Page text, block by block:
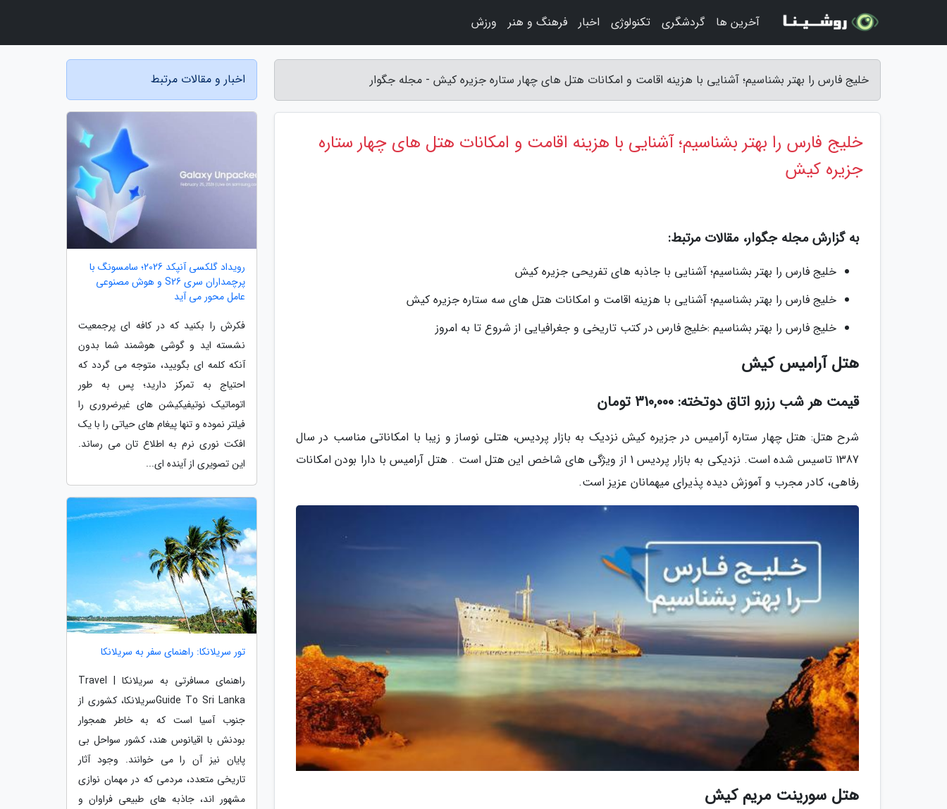
خلیج فارس را بهتر بشناسیم؛ آشنایی با هزینه اقامت و امکانات هتل های چهار ستاره جزیره کیش - مجله جگوار
خلیج فارس را بهتر بشناسیم؛ آشنایی با هزینه اقامت و امکانات هتل های چهار ستاره
جزیره کیش
به گزارش مجله جگوار، مقالات مرتبط:
خلیج فارس را بهتر بشناسیم؛ آشنایی با جاذبه های تفریحی جزیره کیش
خلیج فارس را بهتر بشناسیم؛ آشنایی با هزینه اقامت و امکانات هتل های سه ستاره جزیره کیش
خلیج فارس را بهتر بشناسیم :خلیج فارس در کتب تاریخی و جغرافیایی از شروع تا به امروز
هتل آرامیس کیش
قیمت هر شب رزرو اتاق دوتخته: 310,000 تومان
شرح هتل: هتل چهار ستاره آرامیس در جزیره کیش نزدیک به بازار پردیس، هتلی نوساز و زیبا با امکاناتی مناسب در سال
1387 تاسیس شده است. نزدیکی به بازار پردیس 1 از ویژگی های شاخص این هتل است . هتل آرامیس با دارا بودن امکانات
رفاهی، کادر مجرب و آموزش دیده پذیرای میهمانان عزیز است.
هتل سورینت مریم کیش
اخبار و مقالات مرتبط
رویداد گلکسی آنپکد 2026؛ سامسونگ با
پرچمداران سری S26 و هوش مصنوعی
عامل محور می آید
فکرش را بکنید که در کافه ای پرجمعیت
نشسته اید و گوشی هوشمند شما بدون
آنکه کلمه ای بگویید، متوجه می گردد که
احتیاج به تمرکز دارید؛ پس به طور
اتوماتیک نوتیفیکیشن های غیرضروری را
فیلتر نموده و تنها پیغام های حیاتی را با یک
افکت نوری نرم به اطلاع تان می رساند.
این تصویری از آینده ای...
تور سریلانکا: راهنمای سفر به سریلانکا
راهنمای مسافرتی به سریلانکا | Travel
Guide To Sri Lankaسریلانکا، کشوری از
جنوب آسیا است که به خاطر همجوار
بودنش با اقیانوس هند، کشور سواحل بی
پایان نیز آن را می خوانند. وجود آثار
تاریخی متعدد، مردمی که در مهمان نوازی
مشهور اند، جاذبه های طبیعی فراوان و
آخرین ها گردشگری تکنولوژی اخبار فرهنگ و هنر ورزش